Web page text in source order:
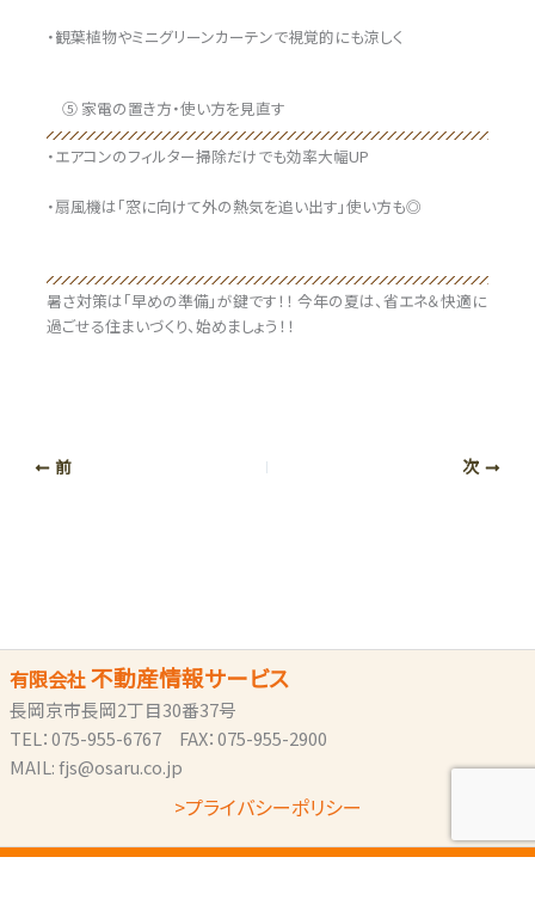
・観葉植物やミニグリーンカーテンで視覚的にも涼しく
⑤ 家電の置き方・使い方を見直す
・エアコンのフィルター掃除だけでも効率大幅UP
・扇風機は「窓に向けて外の熱気を追い出す」使い方も◎
暑さ対策は「早めの準備」が鍵です！！ 今年の夏は、省エネ＆快適に
過ごせる住まいづくり、始めましょう！！
前 次
有限会社不動産情報サービス
長岡京市長岡2丁目30番37号
TEL：075-955-6767 FAX：075-955-2900
MAIL: fjs@osaru.co.jp
>プライバシーポリシー